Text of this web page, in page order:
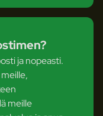
ja nopeasti.
meille